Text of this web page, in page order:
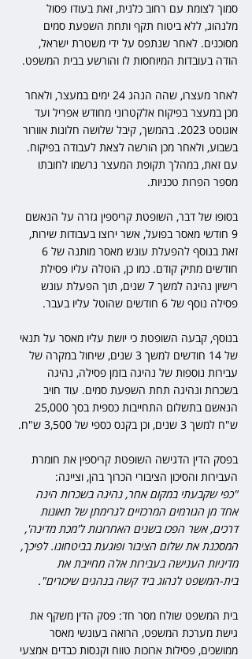
סמוך לצומת עם רחוב כלנית, זאת בעודו פסול
מלנהוג, ללא ביטוח תקף ותחת השפעת סמים
מסוכנים. לאחר שנתפס על ידי משטרת ישראל,
הודה בעובדות המיוחסות לו והורשע בבית המשפט.
לאחר מעצרו, שהה הנהג 24 ימים במעצר, ולאחר
מכן במעצר בפיקוח אלקטרוני מחודש אפריל ועד
אוגוסט 2023. בהמשך, קיבל שלושה חלונות אוורור
בשבוע, ולאחר מכן הורשה לצאת לעבודה בפיקוח.
עם זאת, במהלך תקופת המעצר נרשמו לחובתו
מספר הפרות טכניות.
בסופו של דבר, השופטת קריספין גזרה על הנאשם
9 חודשי מאסר בפועל, אשר ירוצו בעבודות שירות,
חודשים מתיק קודם. כמו כן, הוטלה עליו פסילת
רישיון נהיגה למשך 7 שנים, תוך הפעלת עונש
פסילה נוסף של 6 חודשים שהוטל עליו בעבר.
בנוסף, קבעה השופטת כי יושת עליו מאסר על תנאי
של 14 חודשים למשך 3 שנים, שיחול במקרה של
עבירות נוספות של נהיגה בזמן פסילה, נהיגה
בשכרות ונהיגה תחת השפעת סמים. עוד חויב
ש"ח למשך 3 שנים, וכן בקנס כספי של 3,500 ש"ח.
בפסק הדין הדגישה השופטת קריספין את חומרת
העבירות והסיכון הציבורי הכרוך בהן, וציינה:
"כפי שקבעתי במקום אחר, נהיגה בשכרות הינה
אחד מן הגורמים המרכזיים לגרימתן של תאונות
דרכים, אשר הפכו בשנים האחרונות ל'מכת מדינה',
המסכנת את שלום הציבור ופוגעת בביטחונו. לפיכך,
מדיניות הענישה בעבירות אלה מחייבת את
בית-המשפט לנהוג ביד קשה בנהגים שיכורים".
בית המשפט שולח מסר חד: פסק הדין משקף את
גישת מערכת המשפט, הרואה בעונשי מאסר
ממושכים, פסילות ארוכות טווח וקנסות כבדים אמצעי